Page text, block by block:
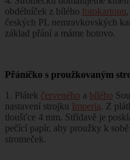
obdélníček z bílého fotokartonu
českých PL nemravkovských
základ přání a máme hotovo.
Přáníčko s proužkovaným
1. Plátek červeného a bílého
nastavení strojku Imperia. Z
tloušťce 4 mm. Střídavě je
pečící papír, aby proužky k
stromeček.